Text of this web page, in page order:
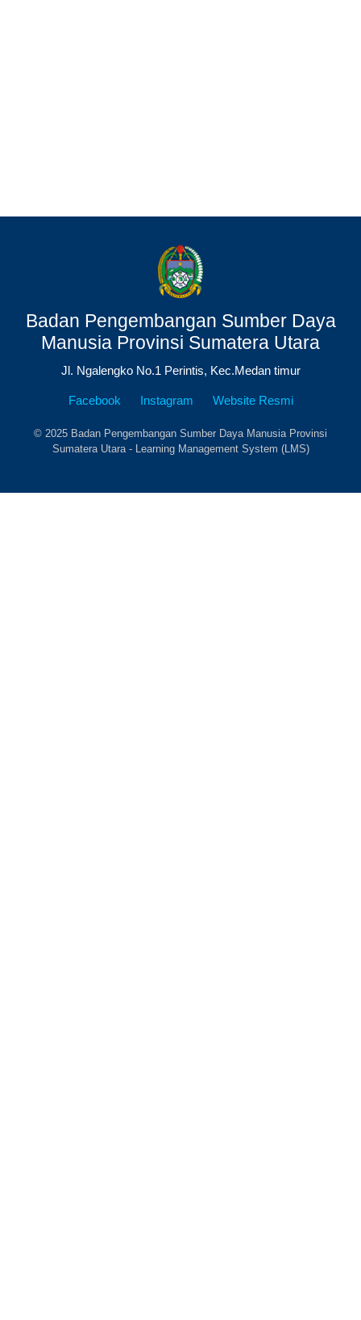
Badan Pengembangan Sumber Daya
Manusia Provinsi Sumatera Utara
Jl. Ngalengko No.1 Perintis, Kec.Medan timur
Facebook Instagram Website Resmi
© 2025 Badan Pengembangan Sumber Daya Manusia Provinsi
Sumatera Utara - Learning Management System (LMS)